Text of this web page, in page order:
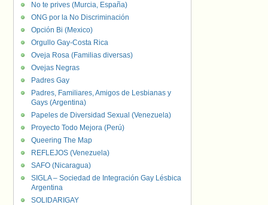
No te prives (Murcia, España)
ONG por la No Discriminación
Opción Bi (Mexico)
Orgullo Gay-Costa Rica
Oveja Rosa (Familias diversas)
Ovejas Negras
Padres Gay
Padres, Familiares, Amigos de Lesbianas y
Gays (Argentina)
Papeles de Diversidad Sexual (Venezuela)
Proyecto Todo Mejora (Perú)
Queering The Map
REFLEJOS (Venezuela)
SAFO (Nicaragua)
SIGLA – Sociedad de Integración Gay Lésbica
Argentina
SOLIDARIGAY